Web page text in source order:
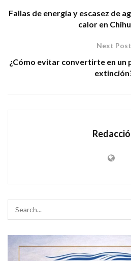
Fallas de energía y escasez de
calor en
Next Post
¿Cómo evitar convertirte en un